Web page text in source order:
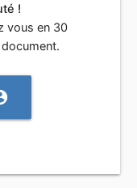
!
vous en 30